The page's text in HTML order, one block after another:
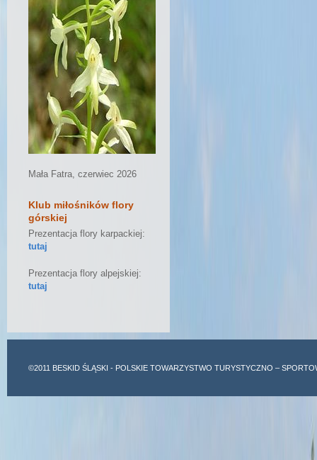
Mała Fatra, czerwiec 2026
Klub miłośników flory
górskiej
Prezentacja flory karpackiej:
tutaj
Prezentacja flory alpejskiej:
tutaj
©2011 BESKID ŚLĄSKI - POLSKIE TOWARZYSTWO TURYSTYCZNO –